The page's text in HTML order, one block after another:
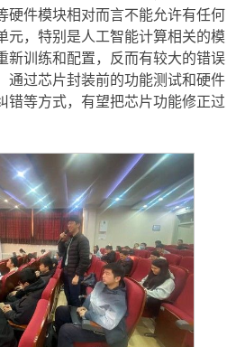
硬件模块相对而言不能允许有任何
元，特别是人工智能计算相关的模
新训练和配置，反而有较大的错误
通过芯片封装前的功能测试和硬件
错等方式，有望把芯片功能修正过